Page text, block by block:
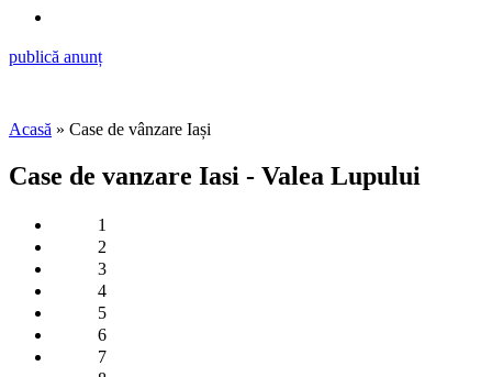
publică anunț
Acasă » Case de vânzare Iași
Case de vanzare Iasi - Valea Lupului
1
2
3
4
5
6
7